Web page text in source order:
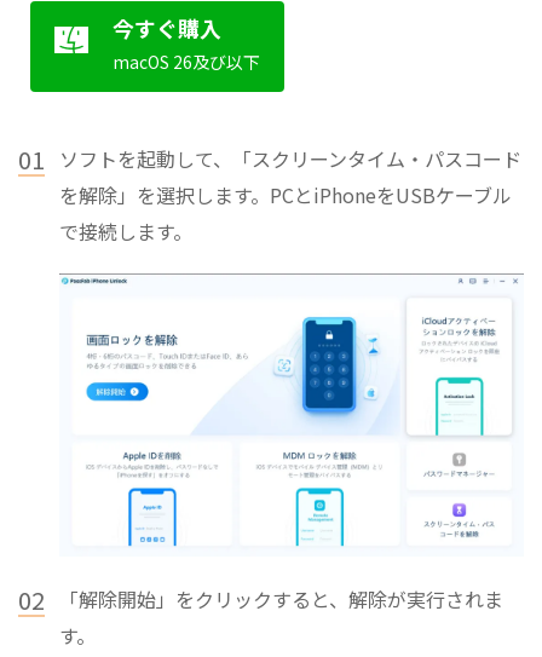
今すぐ購入
macOS 26及び以下
01
ソフトを起動して、「スクリーンタイム・パスコード
を解除」を選択します。PCとiPhoneをUSBケーブル
で接続します。
02
「解除開始」をクリックすると、解除が実行されま
す。